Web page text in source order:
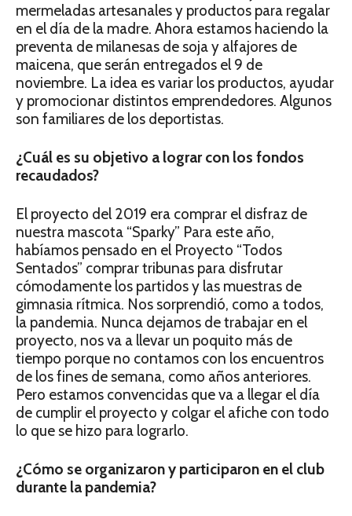
mermeladas artesanales y productos para regalar
en el día de la madre. Ahora estamos haciendo la
preventa de milanesas de soja y alfajores de
maicena, que serán entregados el 9 de
noviembre. La idea es variar los productos, ayudar
y promocionar distintos emprendedores. Algunos
son familiares de los deportistas.
¿Cuál es su objetivo a lograr con los fondos
recaudados?
El proyecto del 2019 era comprar el disfraz de
nuestra mascota “Sparky” Para este año,
habíamos pensado en el Proyecto “Todos
Sentados” comprar tribunas para disfrutar
cómodamente los partidos y las muestras de
gimnasia rítmica. Nos sorprendió, como a todos,
la pandemia. Nunca dejamos de trabajar en el
proyecto, nos va a llevar un poquito más de
tiempo porque no contamos con los encuentros
de los fines de semana, como años anteriores.
Pero estamos convencidas que va a llegar el día
de cumplir el proyecto y colgar el afiche con todo
lo que se hizo para lograrlo.
¿Cómo se organizaron y participaron en el club
durante la pandemia?